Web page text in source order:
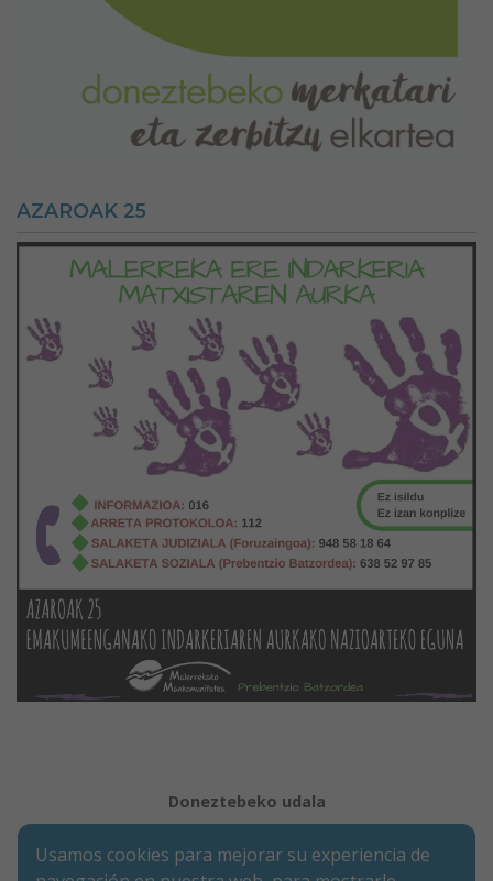
AZAROAK 25
Doneztebeko udala
Aviso de privacidad
Usamos cookies para mejorar su experiencia de